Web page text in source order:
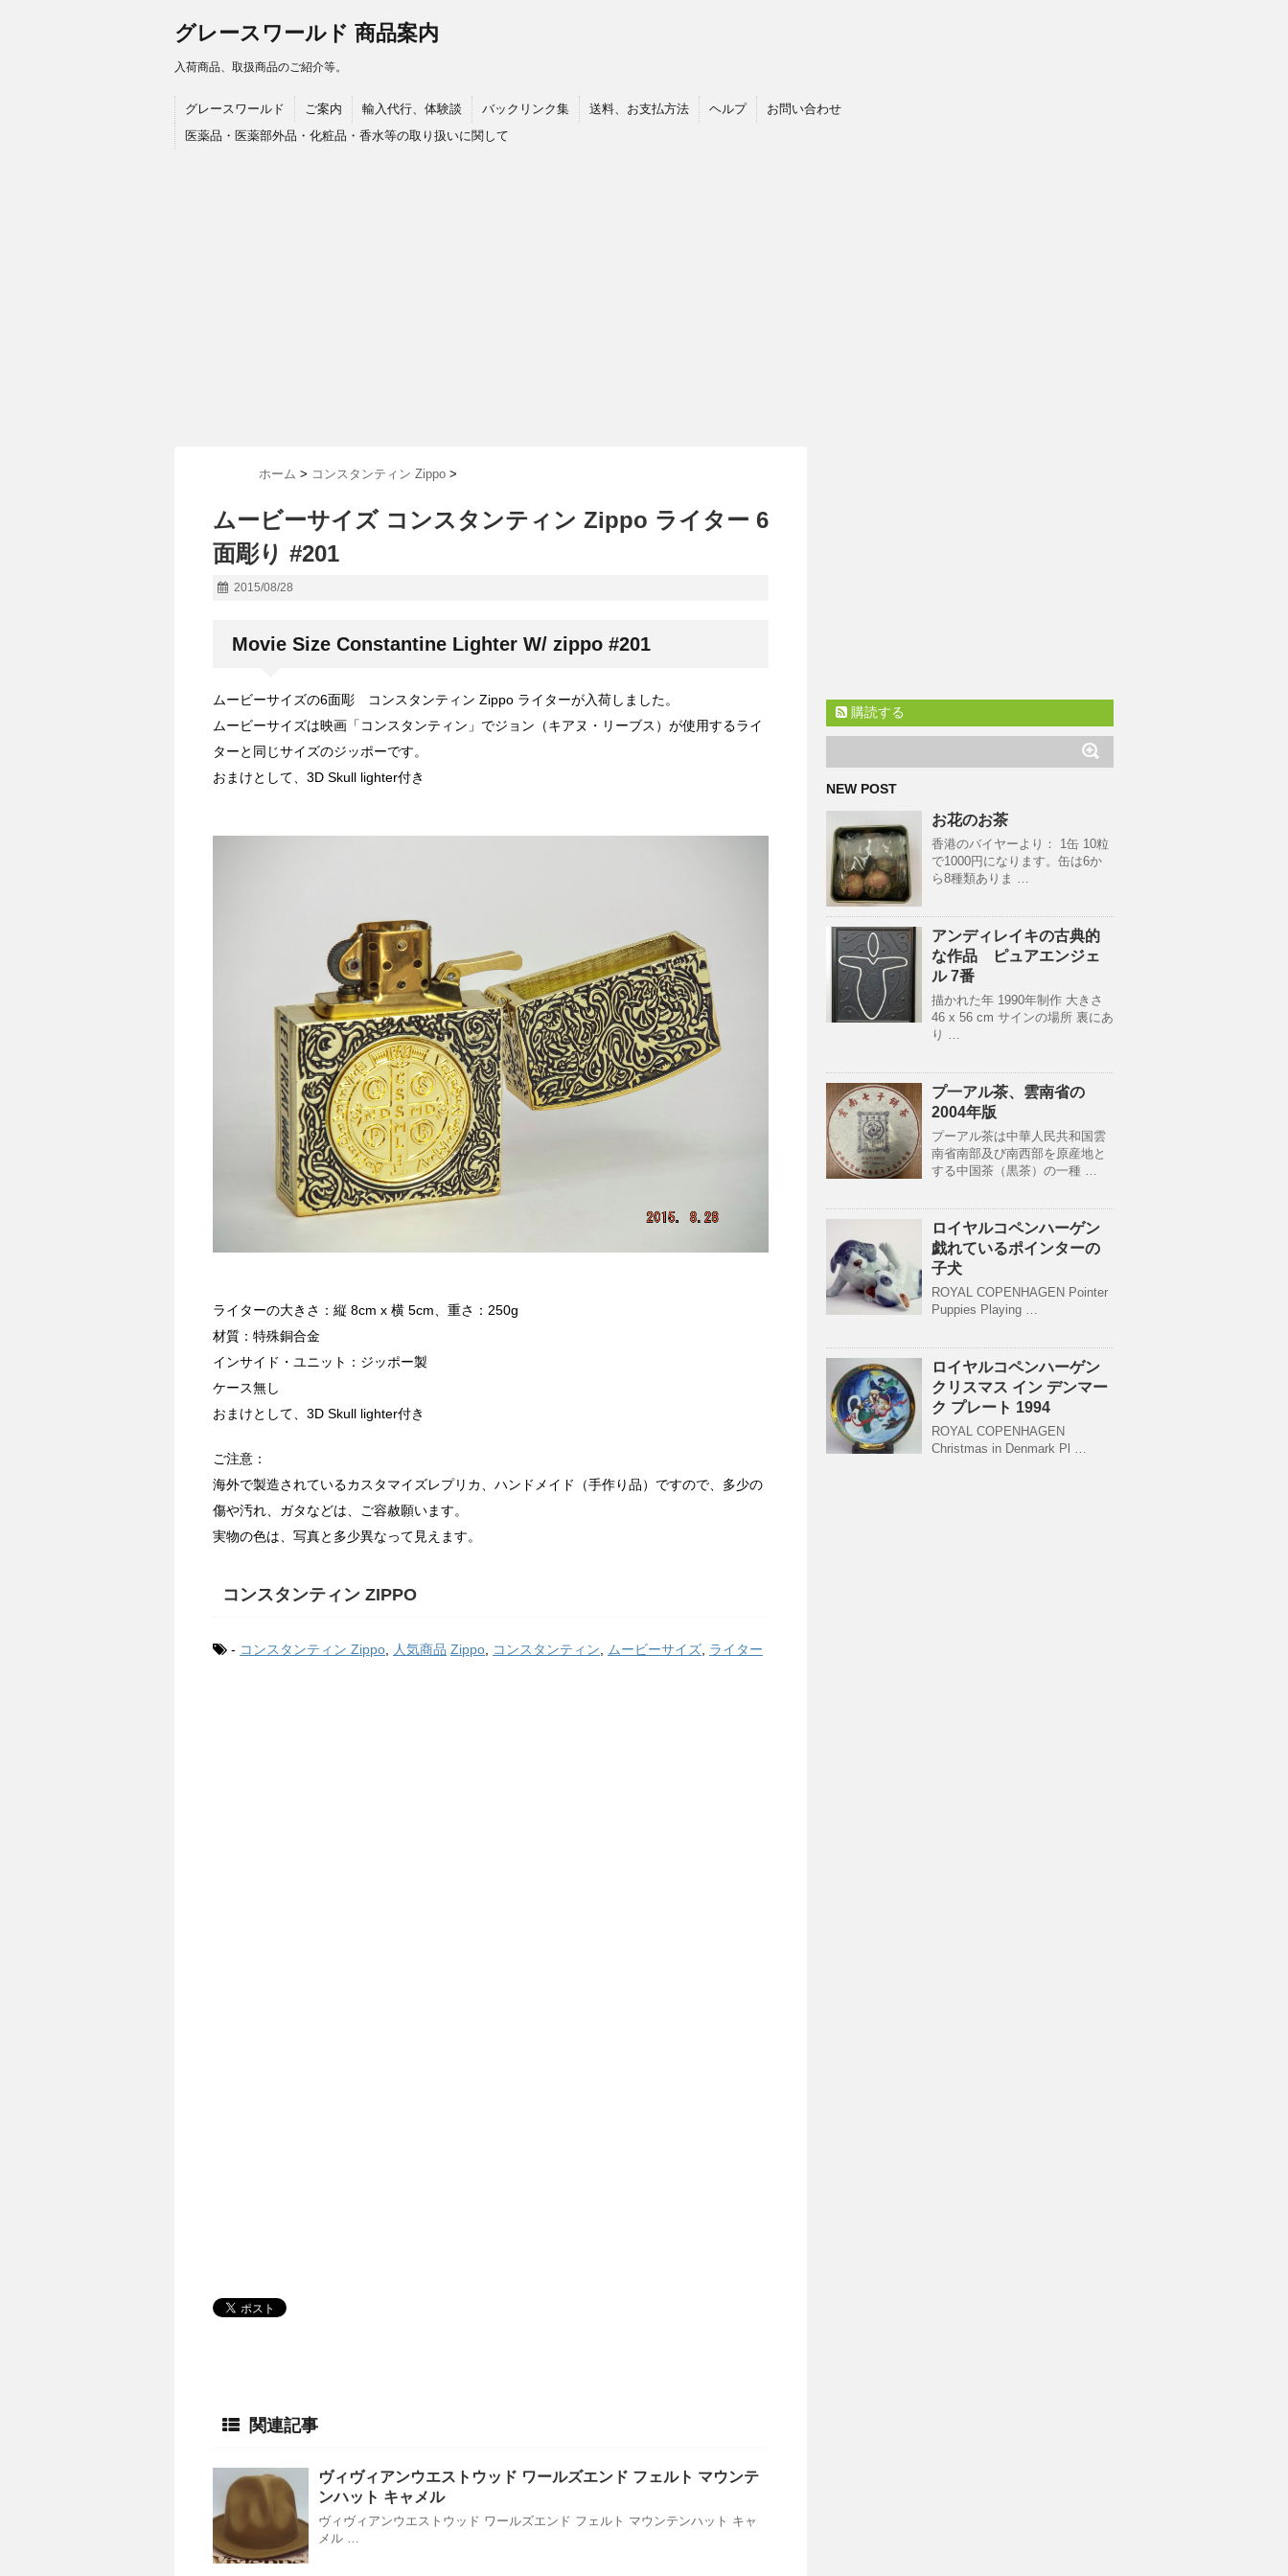
グレースワールド 商品案内
入荷商品、取扱商品のご紹介等。
グレースワールド ご案内 輸入代行、体験談 バックリンク集 送料、お支払方法 ヘルプ
お問い合わせ
医薬品・医薬部外品・化粧品・香水等の取り扱いに関して
ホーム > コンスタンティン Zippo >
ムービーサイズ コンスタンティン Zippo ライター 6
面彫り #201
2015/08/28
Movie Size Constantine Lighter W/ zippo #201
ムービーサイズの6面彫 コンスタンティン Zippo ライターが入荷しました。
ムービーサイズは映画「コンスタンティン」でジョン（キアヌ・リーブス）が使用するライ
ターと同じサイズのジッポーです。
おまけとして、3D Skull lighter付き
ライターの大きさ：縦 8cm x 横 5cm、重さ：250g
材質：特殊銅合金
インサイド・ユニット：ジッポー製
ケース無し
おまけとして、3D Skull lighter付き
ご注意：
海外で製造されているカスタマイズレプリカ、ハンドメイド（手作り品）ですので、多少の
傷や汚れ、ガタなどは、ご容赦願います。
実物の色は、写真と多少異なって見えます。
コンスタンティン ZIPPO
- コンスタンティン Zippo 人気商品 Zippo コンスタンティン ムービーサイズ ライター
関連記事
ヴィヴィアンウエストウッド ワールズエンド フェルト マウンテ
ンハット キャメル
ヴィヴィアンウエストウッド ワールズエンド フェルト マウンテンハット キャ
メル …
購読する
NEW POST
お花のお茶
香港のバイヤーより： 1缶 10粒
で1000円になります。缶は6か
ら8種類ありま …
アンディレイキの古典的
な作品 ピュアエンジェ
ル 7番
描かれた年 1990年制作 大きさ
46 x 56 cm サインの場所 裏にあ
り …
プ一アル茶、雲南省の
2004年版
プーアル茶は中華人民共和国雲
南省南部及び南西部を原産地と
する中国茶（黒茶）の一種 …
ロイヤルコペンハーゲン
戯れているポインターの
子犬
ROYAL COPENHAGEN Pointer
Puppies Playing …
ロイヤルコペンハーゲン
クリスマス イン デンマー
ク プレート 1994
ROYAL COPENHAGEN
Christmas in Denmark Pl …